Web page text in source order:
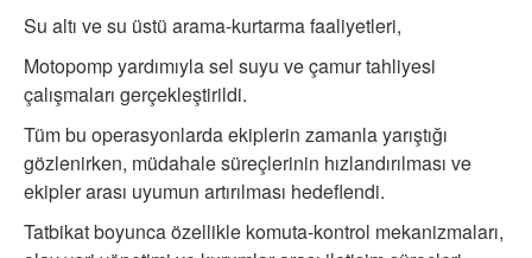
Su altı ve su üstü arama-kurtarma faaliyetleri,
Motopomp yardımıyla sel suyu ve çamur tahliyesi
çalışmaları gerçekleştirildi.
Tüm bu operasyonlarda ekiplerin zamanla yarıştığı
gözlenirken, müdahale süreçlerinin hızlandırılması ve
ekipler arası uyumun artırılması hedeflendi.
Tatbikat boyunca özellikle komuta-kontrol mekanizmaları,